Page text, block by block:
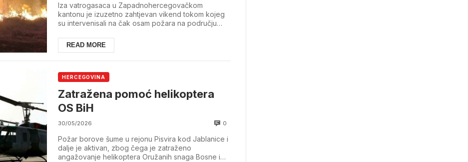
Iza vatrogasaca u Zapadnohercegovačkom
kantonu je izuzetno zahtjevan vikend tokom kojeg
su intervenisali na čak osam požara na području
READ MORE
HERCEGOVINA
Zatražena pomoć helikoptera
OS BiH
30/05/2026 0
Požar borove šume u rejonu Pisvira kod Jablanice i
dalje je aktivan, zbog čega je zatraženo
angažovanje helikoptera Oružanih snaga Bosne i